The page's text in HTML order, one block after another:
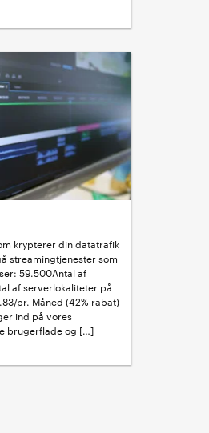
krypterer din datatrafik
streamingtjenester som
59.500Antal af
af serverlokaliteter på
pr. Måned (42% rabat)
ind på vores
brugerflade og […]